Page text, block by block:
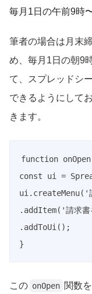
毎月1日の午前9時
筆者の場合は月末
め、毎月1日の朝9
て、スプレッドシ
できるようにして
きます。
function
const ui =
ui.createMenu('
.addItem('請求
.addToUi();
}
この onOpen 関数